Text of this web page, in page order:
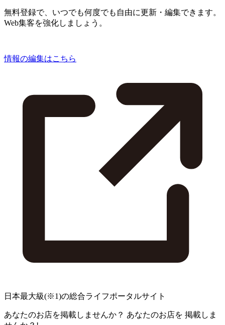
無料登録で、いつでも何度でも自由に更新・編集できます。
Web集客を強化しましょう。
情報の編集はこちら
日本最大級(※1)の総合ライフポータルサイト
あなたのお店を掲載しませんか？ あなたのお店を 掲載しま